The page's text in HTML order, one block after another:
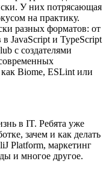
У них потрясающая
на практику.
разных форматов: от
в JavaScript и TypeScript
с создателями
Biome, ESLint или
в IT. Ребята уже
зачем и как делать
Platform, маркетинг
и многое другое.